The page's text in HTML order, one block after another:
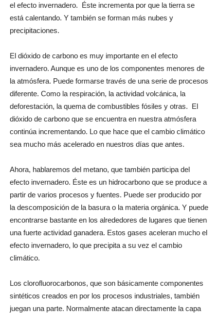
el efecto invernadero. Éste incrementa por que la tierra se
está calentando. Y también se forman más nubes y
precipitaciones.
El dióxido de carbono es muy importante en el efecto
invernadero. Aunque es uno de los componentes menores de
la atmósfera. Puede formarse través de una serie de procesos
diferente. Como la respiración, la actividad volcánica, la
deforestación, la quema de combustibles fósiles y otras. El
dióxido de carbono que se encuentra en nuestra atmósfera
continúa incrementando. Lo que hace que el cambio climático
sea mucho más acelerado en nuestros días que antes.
Ahora, hablaremos del metano, que también participa del
efecto invernadero. Éste es un hidrocarbono que se produce a
partir de varios procesos y fuentes. Puede ser producido por
la descomposición de la basura o la materia orgánica. Y puede
encontrarse bastante en los alrededores de lugares que tienen
una fuerte actividad ganadera. Estos gases aceleran mucho el
efecto invernadero, lo que precipita a su vez el cambio
climático.
Los clorofluorocarbonos, que son básicamente componentes
sintéticos creados en por los procesos industriales, también
juegan una parte. Normalmente atacan directamente la capa